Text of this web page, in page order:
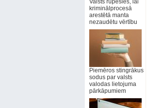
Valsts rūpēsies, lai
kriminālprocesā
arestētā manta
nezaudētu vērtību
Piemēros stingrākus
sodus par valsts
valodas lietojuma
pārkāpumiem